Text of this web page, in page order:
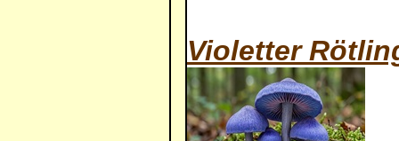
Violetter